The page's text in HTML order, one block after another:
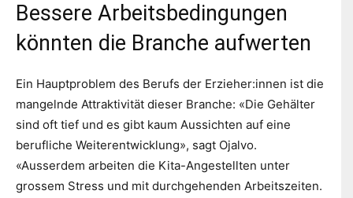
Bessere Arbeitsbedingungen
könnten die Branche aufwerten
Ein Hauptproblem des Berufs der Erzieher:innen ist die
mangelnde Attraktivität dieser Branche: «Die Gehälter
sind oft tief und es gibt kaum Aussichten auf eine
berufliche Weiterentwicklung», sagt Ojalvo.
«Ausserdem arbeiten die Kita-Angestellten unter
grossem Stress und mit durchgehenden Arbeitszeiten.